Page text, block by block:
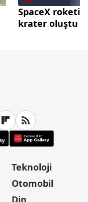
SpaceX roketi
krater oluştu
Teknoloji
Otomobil